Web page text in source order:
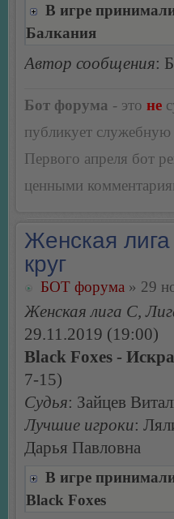
В игре
Балкания
Автор сообщения:
Бот форума - это не
публикует
Первого апреля бот
ценными
Женская
круг
БОТ форума » 29
Женская лига С,
29.11.2019 (19:00)
Black Foxes -
7-15)
Судья: Зайцев
Лучшие игроки:
Дарья Павловна
В игре
Black Foxes